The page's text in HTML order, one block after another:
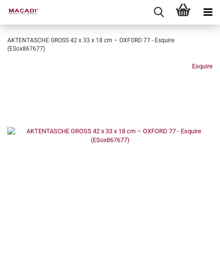
AKTENTASCHE GROSS 42 x 33 x 18 cm – OXFORD 77 - Esquire
(ESox867677)
Esquire